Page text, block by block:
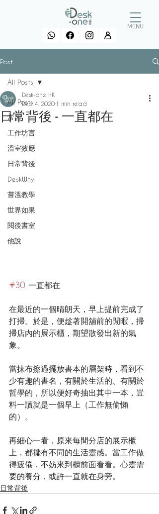
MENU
Post
All Posts
常習
工作坊言
溫室效應
日常背後
DeskWhy
嘗溫教學
世界如果
閱後書室
他說
All Posts
日常背後 - 一直都在
Desk-one HK
Dec 4, 2020 1 min read
#30 一直都在
在最近的一個晴朗天，早上提前完成了
打掃。於是，便趁著開舖前的閒暇，掃
掃店內的展示櫃，期望散發出新的氣
象。
當抹布擦過擺放書本的層架時，看到不
少有趣的書名，有關於生活的、有關於
哲學的，所以便好奇抽出其中一本，豈
料一讀就是一個早上（工作無偷懶
的）。
再細心一看，原來每間分店的展示櫃
上，都擺有不同的生活靈感。當工作做
得疲倦，不妨來到櫃前面看看。心靈需
要的養分，或許一直就在身旁。
日常背後